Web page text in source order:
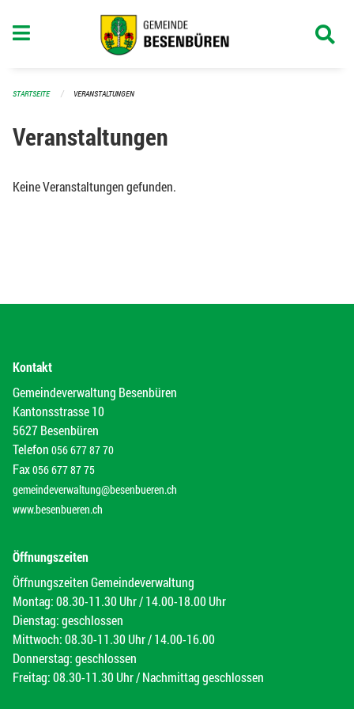
STARTSEITE VERANSTALTUNGEN
Veranstaltungen
Keine Veranstaltungen gefunden.
Kontakt
Gemeindeverwaltung Besenbüren
Kantonsstrasse 10
5627 Besenbüren
Telefon 056 677 87 70
Fax056 677 87 75
gemeindeverwaltung@besenbueren.ch
www.besenbueren.ch
Öffnungszeiten
Öffnungszeiten Gemeindeverwaltung
Montag: 08.30-11.30 Uhr / 14.00-18.00 Uhr
Dienstag: geschlossen
Mittwoch: 08.30-11.30 Uhr / 14.00-16.00
Donnerstag: geschlossen
Freitag: 08.30-11.30 Uhr / Nachmittag geschlossen